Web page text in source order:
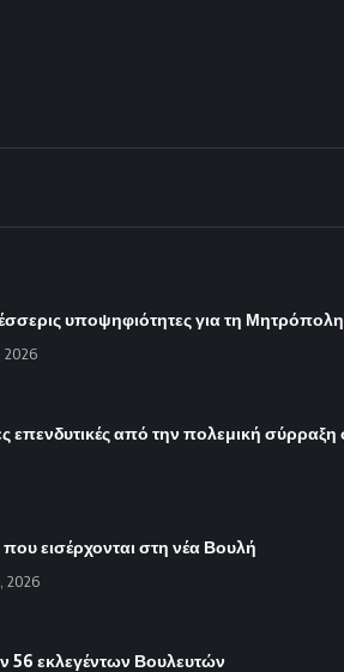
υποψηφιότητες για τη
2026
επενδυτικές από την πολεμική
που εισέρχονται στη νέα Βουλή
2026
56 εκλεγέντων Βουλευτών